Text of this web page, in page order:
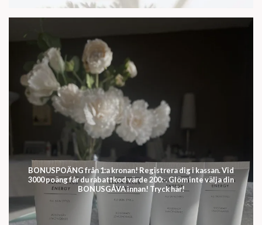
BONUSPOÄNG från 1:a kronan! Registrera dig i kassan. Vid
3000 poäng får du rabattkod värde 200:-. Glöm inte välja din
BONUSGÅVA innan! Tryck här!